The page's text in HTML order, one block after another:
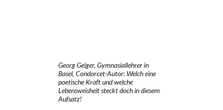
Georg Geiger, Gymnasiallehrer in
Basel, Condorcet-Autor: Welch eine
poetische Kraft und welche
Lebensweisheit steckt doch in diesem
Aufsatz!